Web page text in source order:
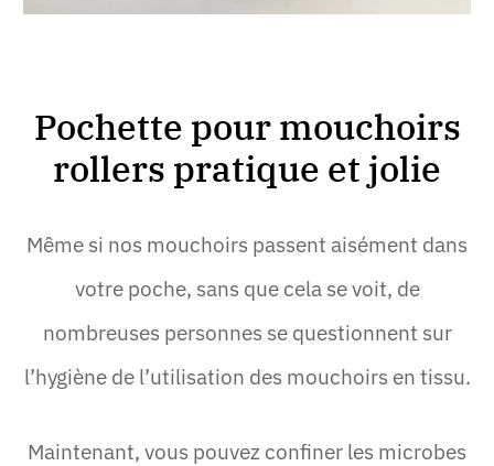
Pochette pour mouchoirs
rollers pratique et jolie
Même si nos mouchoirs passent aisément dans
votre poche, sans que cela se voit, de
nombreuses personnes se questionnent sur
l’hygiène de l’utilisation des mouchoirs en tissu.
Maintenant, vous pouvez confiner les microbes